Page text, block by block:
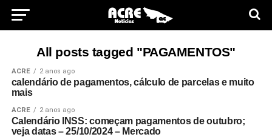
All posts tagged "PAGAMENTOS"
ACRE 2 anos ago
calendário de pagamentos, cálculo de parcelas e muito
mais
ACRE 2 anos ago
Calendário INSS: começam pagamentos de outubro;
veja datas – 25/10/2024 – Mercado